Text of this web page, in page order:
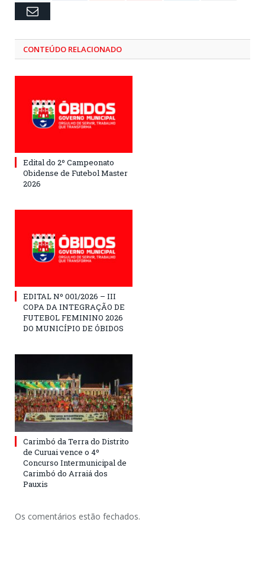
Email
CONTEÚDO RELACIONADO
Edital do 2º Campeonato
Obidense de Futebol Master
2026
EDITAL Nº 001/2026 – III
COPA DA INTEGRAÇÃO DE
FUTEBOL FEMININO 2026
DO MUNICÍPIO DE ÓBIDOS
Carimbó da Terra do Distrito
de Curuai vence o 4º
Concurso Intermunicipal de
Carimbó do Arraiá dos
Pauxis
Os comentários estão fechados.